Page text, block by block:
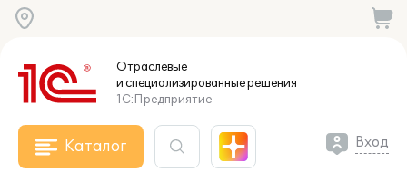
Отраслевые
и специализированныерешения
1С:Предприятие
Каталог Вход